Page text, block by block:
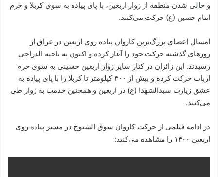
و خالی شدن منطقه از زوار اربعین، با پای پیاده به سوی کربلا و حرم
امام حسین (ع) حرکت می‌کنند.
امسال اعضای بزرگ‌ترین کاروان پیاده روی اربعین در عراق از
روزهای گذشته حرکت خود را آغاز کرده و اکنون به ناحیه الدراجی
رسیدند. این زائران در کنار سایر زوار اربعین حسینی به سوی حرم
ارباب حرکت کرده و بیش از ۴۰۰ کیلومتر تا کربلا را با پای پیاده به
عشق زیارت سیدالشهدا (ع) در اربعین و همچنین خدمت به زوار طی
می‌کنند.
در ادامه فیلمی از حرکت کاروان سوق الشیوخ در مسیر پیاده روی
اربعین ۱۴۰۰ را مشاهده می‌کنید: